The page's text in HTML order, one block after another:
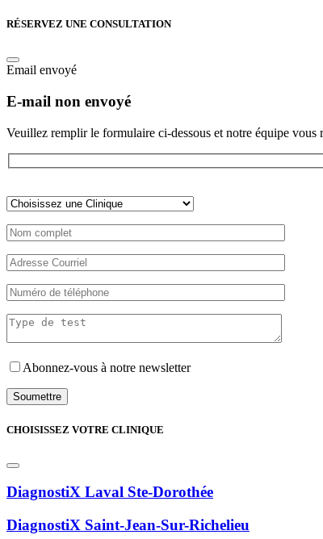
RÉSERVEZ UNE CONSULTATION
Email envoyé
E-mail non envoyé
Veuillez remplir le formulaire ci-dessous et notre équipe vous
laisser
champ
Abonnez-vous à notre newsletter
CHOISISSEZ VOTRE CLINIQUE
DiagnostiX Laval Ste-Dorothée
DiagnostiX Saint-Jean-Sur-Richelieu